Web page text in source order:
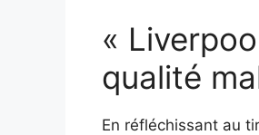
«
qualité
En réfléchissant au